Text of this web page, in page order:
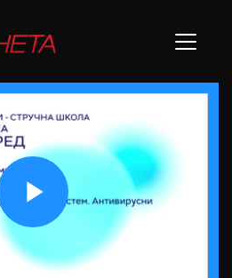
Play